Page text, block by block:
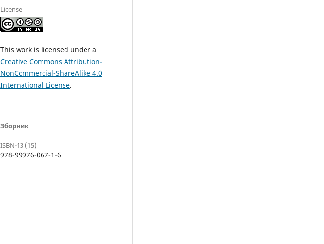
License
This work is licensed under a
Creative Commons Attribution-
NonCommercial-ShareAlike 4.0
International License.
Зборник
ISBN-13 (15)
978-99976-067-1-6